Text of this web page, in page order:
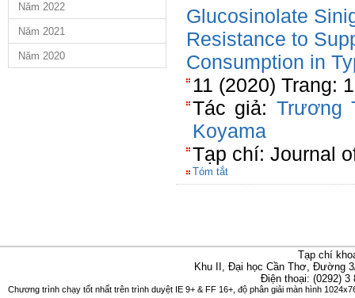
Năm 2022
Năm 2021
Năm 2020
Glucosinolate
Resistance to
Consumption in
11 (2020) Trang:
Tác giả: Trương
Koyama
Tạp chí: Journal
Tóm tắt
Tạp chí
Khu II, Đại học Cần Thơ, Đường
Điện thoại: (0292)
Chương trình chạy tốt nhất trên trình duyệt IE 9+ & FF 16+, độ phân giải màn hình